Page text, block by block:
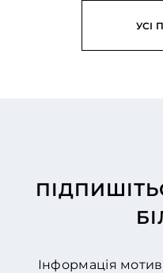
УСІ
Інформація